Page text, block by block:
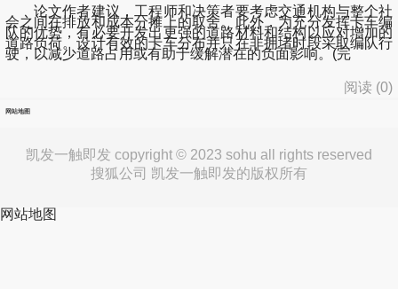
论文作者建议，工程师和决策者要考虑交通机构与整个社
会之间在排放和成本分摊上的取舍。此外，为充分发挥卡车编
队的优势，有必要开发出更强的道路材料和结构以应对增加的
道路负荷。设计有效的卡车分布并只在非拥堵时段采取编队行
驶，以减少道路占用或有助于缓解潜在的负面影响。(完
阅读 (0)
网站地图
凯发一触即发 copyright © 2023 sohu all rights reserved
搜狐公司 凯发一触即发的版权所有
网站地图